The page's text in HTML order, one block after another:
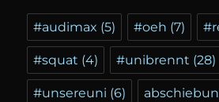
#audimax (5) #oeh (7)
#squat (4) #unibrennt (28)
#unsereuni (6)